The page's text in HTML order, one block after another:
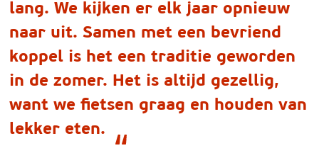
lang. We kijken er elk jaar opnieuw
naar uit. Samen met een bevriend
koppel is het een traditie geworden
in de zomer. Het is altijd gezellig,
want we fietsen graag en houden van
lekker eten.